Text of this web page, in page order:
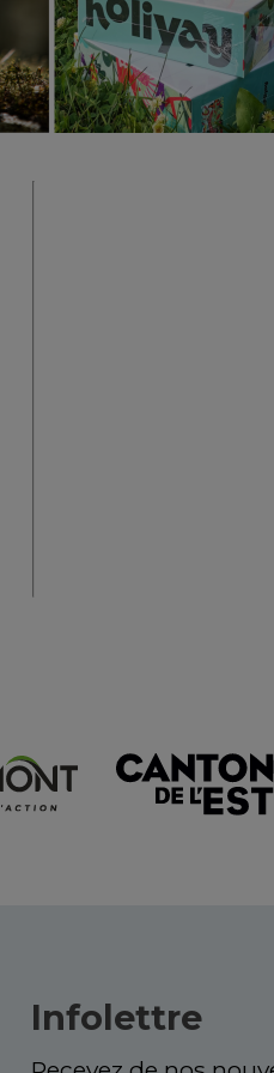
Infolettre